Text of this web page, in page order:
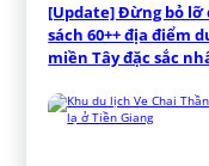
[Update] Đừng bỏ lỡ
sách 60++ địa điểm
miền Tây đặc sắc